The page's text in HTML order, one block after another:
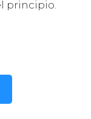
principio.